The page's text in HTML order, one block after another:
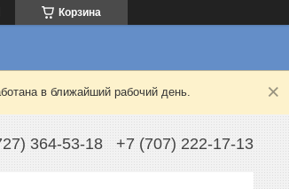
Корзина
в ближайший рабочий день.
364-53-18 +7 (707) 222-17-13